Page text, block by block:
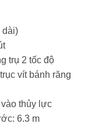
trụ 2 tốc độ
vít bánh răng
thủy lực
6.3 m